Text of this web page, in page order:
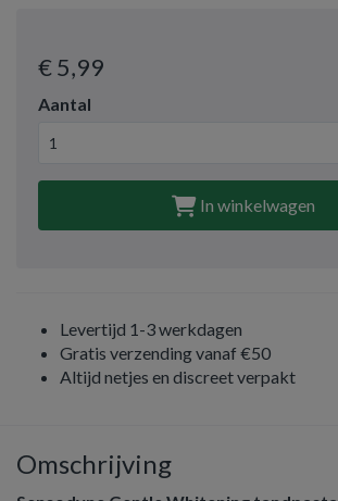
€ 5,99
Aantal
In winkelwagen
Levertijd 1-3 werkdagen
Gratis verzending vanaf €50
Altijd netjes en discreet verpakt
Omschrijving